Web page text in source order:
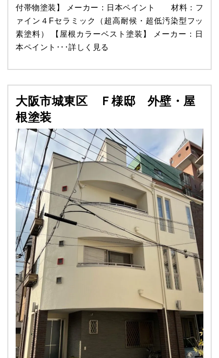
付帯物塗装】 メーカー：日本ペイント 材料：フ
ァイン４Fセラミック（超高耐候・超低汚染型フッ
素塗料） 【屋根カラーベスト塗装】 メーカー：日
本ペイント･･･詳しく見る
大阪市城東区 Ｆ様邸 外壁・屋
根塗装